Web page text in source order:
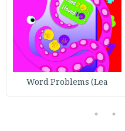
Word Problems (Lea
4
5